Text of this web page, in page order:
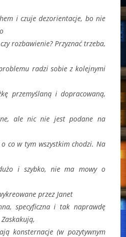
i czuje dezorientacje, bo nie
rozbawienie? Przyznać trzeba,
radzi sobie z kolejnymi
przemyślaną i dopracowaną,
ale nic nie jest podane na
co w tym wszystkim chodzi. Na
i szybko, nie ma mowy o
przez Janet
specyficzna i tak naprawdę
konsternacje (w pozytywnym